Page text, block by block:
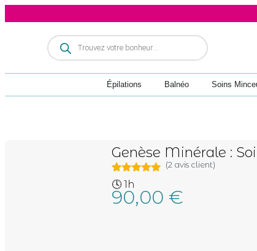
Épilations Balnéo Soins
Genèse Minérale :
Noté
sur 5
basé sur
2
notations
(2 avis client)
🕓 1h
90,00 €